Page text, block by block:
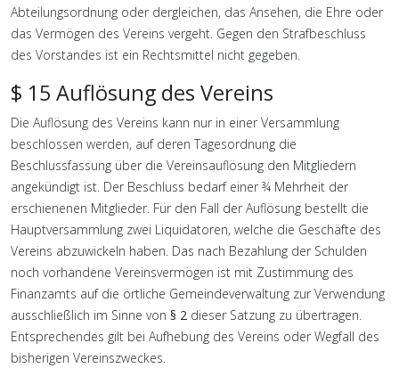
Abteilungsordnung oder dergleichen, das Ansehen, die Ehre oder
das Vermögen des Vereins vergeht. Gegen den Strafbeschluss
des Vorstandes ist ein Rechtsmittel nicht gegeben.
$ 15 Auflösung des Vereins
Die Auflösung des Vereins kann nur in einer Versammlung
beschlossen werden, auf deren Tagesordnung die
Beschlussfassung über die Vereinsauflösung den Mitgliedern
angekündigt ist. Der Beschluss bedarf einer ¾ Mehrheit der
erschienenen Mitglieder. Für den Fall der Auflösung bestellt die
Hauptversammlung zwei Liquidatoren, welche die Geschäfte des
Vereins abzuwickeln haben. Das nach Bezahlung der Schulden
noch vorhandene Vereinsvermögen ist mit Zustimmung des
Finanzamts auf die örtliche Gemeindeverwaltung zur Verwendung
ausschließlich im Sinne von § 2 dieser Satzung zu übertragen.
Entsprechendes gilt bei Aufhebung des Vereins oder Wegfall des
bisherigen Vereinszweckes.